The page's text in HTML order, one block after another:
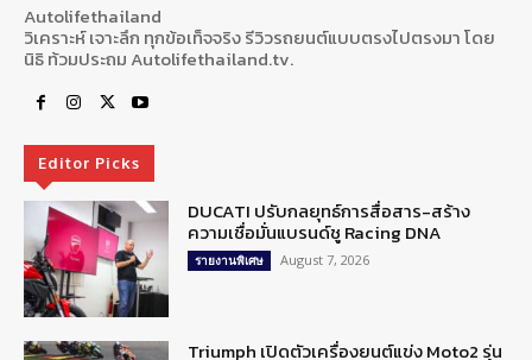
Autolifethailand
วิเคราะห์ เจาะลึก ทุกข้อเท็จจริง รีวิวรถยนต์แบบตรงไปตรงมา โดย
นิธิ ท้วมประถม Autolifethailand.tv.
Editor Picks
DUCATI ปรับกลยุทธ์การสื่อสาร-สร้าง
ความเชื่อมั่นแบรนด์ชู Racing DNA
รายงานพิเศษ August 7, 2026
Triumph เปิดตัวเครื่องยนต์แข่ง Moto2 รุ่น